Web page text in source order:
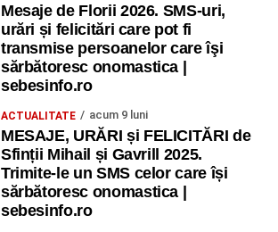
Mesaje de Florii 2026. SMS-uri,
urări și felicitări care pot fi
transmise persoanelor care îşi
sărbătoresc onomastica |
sebesinfo.ro
ACTUALITATE acum 9 luni
MESAJE, URĂRI și FELICITĂRI de
Sfinții Mihail și Gavrill 2025.
Trimite-le un SMS celor care își
sărbătoresc onomastica |
sebesinfo.ro